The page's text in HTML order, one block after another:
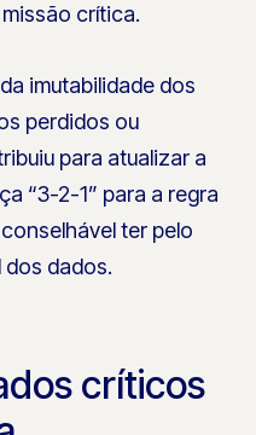
crítica.
imutabilidade dos
perdidos ou
para atualizar a
“3-2-1” para a regra
ter pelo
dos dados.
críticos